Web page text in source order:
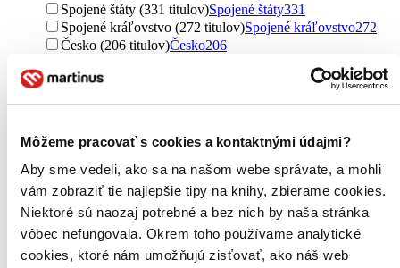
Môžeme pracovať s cookies a kontaktnými údajmi?
Aby sme vedeli, ako sa na našom webe správate, a mohli
vám zobraziť tie najlepšie tipy na knihy, zbierame cookies.
Niektoré sú naozaj potrebné a bez nich by naša stránka
vôbec nefungovala. Okrem toho používame analytické
cookies, ktoré nám umožňujú zisťovať, ako náš web
Spojené štáty (331 titulov)Spojené štáty331
Spojené kráľovstvo (272 titulov)Spojené kráľovstvo272
Česko (206 titulov)Česko206
Slovensko (77 titulov)
Austrália (41 titulov)Austrália
41
Poľsko (39 titulov)
Francúzsko (30 titulov)Francúzsko30
Kanada (21 titulov)Kanada21
severský (20 titulov) severský
Holandsko (19 titulov)
Ukrajina (17 titulov)Ukrajina 17
Maďarsko (16 titulov)Maďarsko16